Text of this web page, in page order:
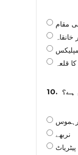
مقام
قلعہ
10. ہے؟
نربھے
پیٹریاٹ